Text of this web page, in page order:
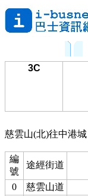
3C
慈雲山(北)往中港城
編
號
途經街道
0 慈雲山道